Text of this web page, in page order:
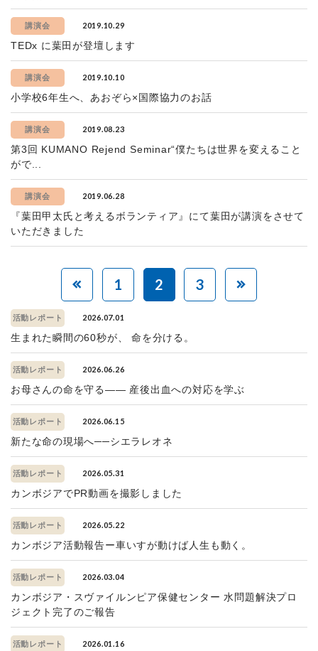
講演会 2019.10.29
TEDx に葉田が登壇します
講演会 2019.10.10
小学校6年生へ、あおぞら×国際協力のお話
講演会 2019.08.23
第3回 KUMANO Rejend Seminar“僕たちは世界を変えること
がで...
講演会 2019.06.28
『葉田甲太氏と考えるボランティア』にて葉田が講演をさせて
いただきました
1 2 3
活動レポート 2026.07.01
生まれた瞬間の60秒が、 命を分ける。
活動レポート 2026.06.26
お母さんの命を守る—— 産後出血への対応を学ぶ
活動レポート 2026.06.15
新たな命の現場へ──シエラレオネ
活動レポート 2026.05.31
カンボジアでPR動画を撮影しました
活動レポート 2026.05.22
カンボジア活動報告ー車いすが動けば人生も動く。
活動レポート 2026.03.04
カンボジア・スヴァイルンピア保健センター 水問題解決プロ
ジェクト完了のご報告
活動レポート 2026.01.16